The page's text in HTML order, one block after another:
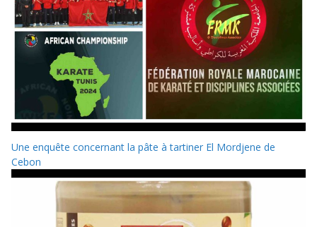
Une enquête concernant la pâte à tartiner El Mordjene de
Cebon